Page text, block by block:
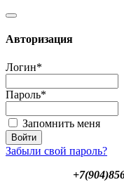
Авторизация
Логин*
Пароль*
Запомнить меня
Забыли свой пароль?